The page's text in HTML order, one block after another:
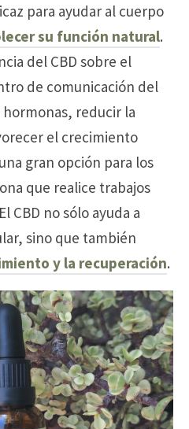
para ayudar al cuerpo
su función natural.
del CBD sobre el
de comunicación del
reducir la
el crecimiento
gran opción para los
que realice trabajos
CBD no sólo ayuda a
sino que también
y la recuperación.